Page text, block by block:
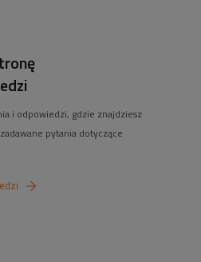
i odpowiedzi, gdzie znajdziesz
pytania dotyczące